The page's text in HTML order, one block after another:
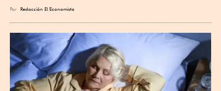
Por Redacción El Economista